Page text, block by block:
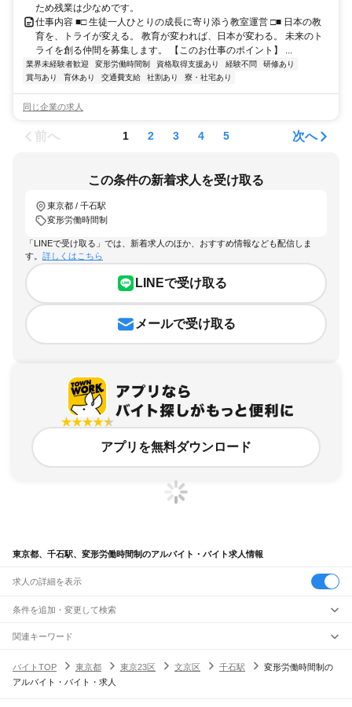
ため残業は少なめです。
仕事内容 ■□ 生徒一人ひとりの成長に寄り添う教室運営 □■ 日本の教
育を、トライが変える。 教育が変われば、日本が変わる。 未来のト
ライを創る仲間を募集します。 【このお仕事のポイント】 ...
業界未経験者歓迎 変形労働時間制 資格取得支援あり 経験不問
研修あり
賞与あり
育休あり 交通費支給 社割あり 寮・社宅あり
同じ企業の求人
前へ 1 2 3 4 5 次へ
この条件の新着求人を受け取る
東京都 / 千石駅
変形労働時間制
「LINEで受け取る」では、新着求人のほか、おすすめ情報なども配信しま
す。 詳しくはこちら
LINEで受け取る
メールで受け取る
アプリを無料ダウンロード
東京都、千石駅、変形労働時間制のアルバイト・バイト求人情報
求人の詳細を表示
条件を追加・変更して検索
市区町村を追加・変更
東京都すべて
東京23区すべて
駅を追加・変更
職種を追加・変更
関連キーワード
バイトTOP
東京都 東京23区 文京区 千石駅
変形労働時間制の
アルバイト・バイト・求人